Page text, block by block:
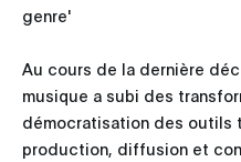
genre'
Au cours de la dernière
musique a subi des
démocratisation des outils
production, diffusion et